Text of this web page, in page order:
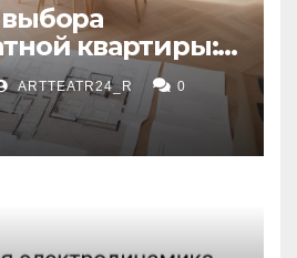
квартиры:
площадь,
и документация
ARTTEATR24_R 0